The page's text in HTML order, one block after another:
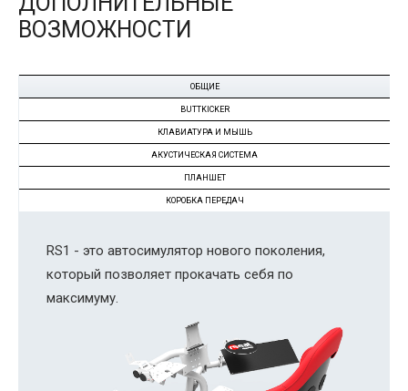
ВОЗМОЖНОСТИ
ОБЩИЕ
BUTTKICKER
КЛАВИАТУРА И МЫШЬ
АКУСТИЧЕСКАЯ СИСТЕМА
ПЛАНШЕТ
КОРОБКА ПЕРЕДАЧ
RS1 - это автосимулятор нового поколения,
который позволяет прокачать себя по
максимуму.